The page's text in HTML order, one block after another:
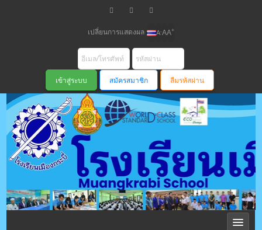
เปลี่ยนการแสดงผล A-AA+
สมัครสมาชิก ลืมรหัสผ่าน
โรงเรียนเมือง
กระบี่ สพม